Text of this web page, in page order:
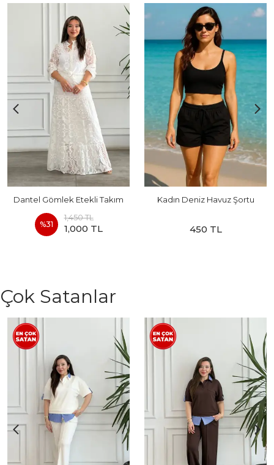
Dantel Gömlek Etekli Takım
%31
1,450 TL
1,000 TL
Kadın Deniz Havuz Şortu
450 TL
Çok Satanlar